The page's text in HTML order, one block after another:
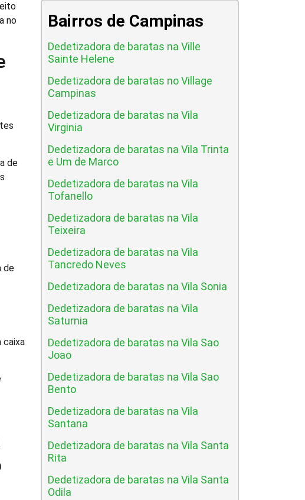
no
de
de
caixa
Bairros de Campinas
Dedetizadora de baratas na Ville
Sainte Helene
Dedetizadora de baratas no Village
Campinas
Dedetizadora de baratas na Vila
Virginia
Dedetizadora de baratas na Vila Trinta
e Um de Marco
Dedetizadora de baratas na Vila
Tofanello
Dedetizadora de baratas na Vila
Teixeira
Dedetizadora de baratas na Vila
Tancredo Neves
Dedetizadora de baratas na Vila Sonia
Dedetizadora de baratas na Vila
Saturnia
Dedetizadora de baratas na Vila Sao
Joao
Dedetizadora de baratas na Vila Sao
Bento
Dedetizadora de baratas na Vila
Santana
Dedetizadora de baratas na Vila Santa
Rita
Dedetizadora de baratas na Vila Santa
Odila